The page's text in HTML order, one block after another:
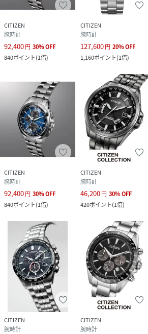
CITIZEN
腕時計
92,400円 30%OFF
840ポイント(1倍)
CITIZEN
腕時計
127,600円 20%OFF
1,160ポイント(1倍)
CITIZEN
腕時計
92,400円 30%OFF
840ポイント(1倍)
CITIZEN
腕時計
46,200円 30%OFF
420ポイント(1倍)
CITIZEN
腕時計
CITIZEN
腕時計